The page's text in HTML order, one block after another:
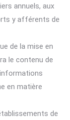
annuels, aux
y afférents de
de la mise en
le contenu de
en matière
de